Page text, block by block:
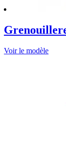
Voir le modèle